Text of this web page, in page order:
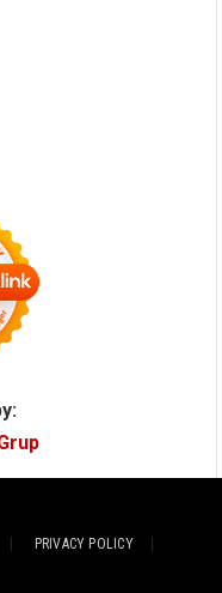
PRIVACY POLICY